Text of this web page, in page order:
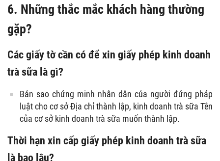
6. Những thắc mắc khách hàng thường
gặp?
Các giấy tờ cần có để xin giấy phép kinh doanh
trà sữa là gì?
Bản sao chứng minh nhân dân của người đứng pháp
luật cho cơ sở Địa chỉ thành lập, kinh doanh trà sữa Tên
của cơ sở kinh doanh trà sữa muốn thành lập.
Thời hạn xin cấp giấy phép kinh doanh trà sữa
là bao lâu?